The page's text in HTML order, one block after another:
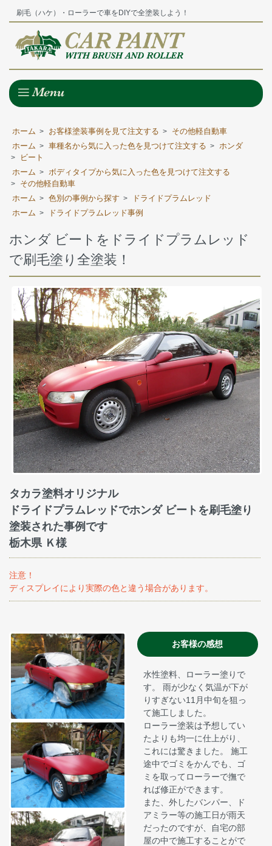
刷毛（ハケ）・ローラーで車をDIYで全塗装しよう！
ホーム > お客様塗装事例を見て注文する >
その他軽自動車
ホーム > 車種名から気に入った色を見つけて注文する > ホンダ
>
ビート
ホーム > ボディタイプから気に入った色を見つけて注文する
>
その他軽自動車
ホーム > 色別の事例から探す >
ドライドプラムレッド
ホーム > ドライドプラムレッド事例
ホンダ ビートをドライドプラムレッド
で刷毛塗り全塗装！
タカラ塗料オリジナル
ドライドプラムレッドでホンダ ビートを刷毛塗り
塗装された事例です
栃木県 Ｋ様
注意！
ディスプレイにより実際の色と違う場合があります。
お客様の感想
水性塗料、ローラー塗りで
す。 雨が少なく気温が下が
りすぎない11月中旬を狙っ
て施工しました。
ローラー塗装は予想してい
たよりも均一に仕上がり、
これには驚きました。 施工
途中でゴミをかんでも、ゴ
ミを取ってローラーで撫で
れば修正ができます。
また、外したバンパー、ド
アミラー等の施工日が雨天
だったのですが、自宅の部
屋の中で施工することがで